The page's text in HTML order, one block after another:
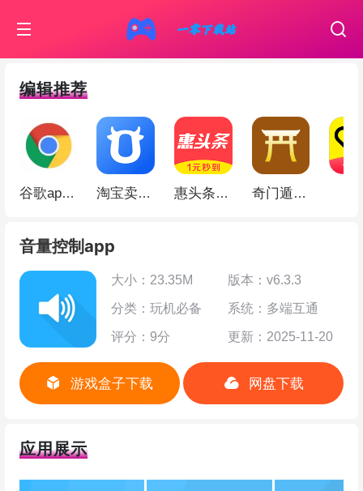
编辑推荐
谷歌app(Google Chrome) 淘宝卖家版app 惠头条app 奇门遁甲app
音量控制app
大小：23.35M 版本：v6.3.3
分类：玩机必备 系统：多端互通
评分：9分 更新：2025-11-20
游戏盒子下载 网盘下载
应用展示